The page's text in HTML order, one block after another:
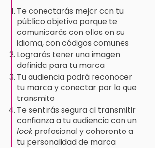
Te conectarás mejor con tu
público objetivo porque te
comunicarás con ellos en su
idioma, con códigos comunes
Lograrás tener una imagen
definida para tu marca
Tu audiencia podrá reconocer
tu marca y conectar por lo que
transmite
Te sentirás segura al transmitir
confianza a tu audiencia con un
lookprofesional y coherente a
tu personalidad de marca